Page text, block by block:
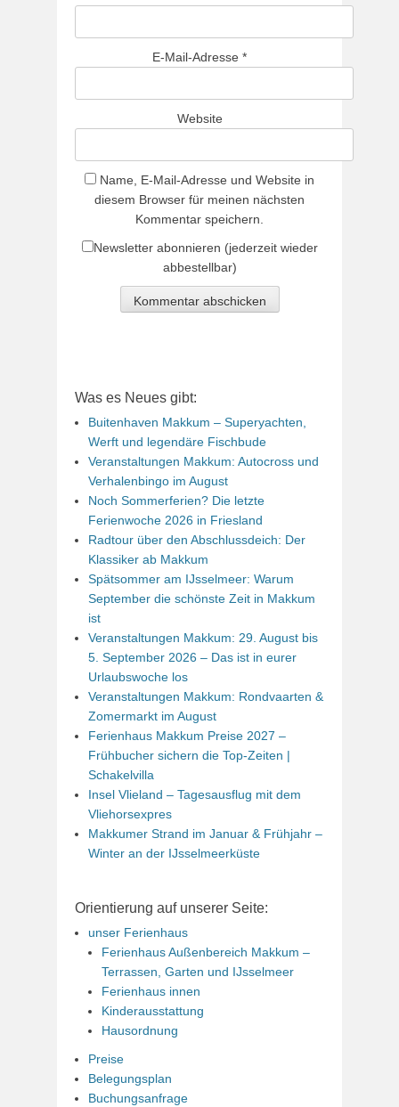
E-Mail-Adresse *
Website
Name, E-Mail-Adresse und Website in
diesem Browser für meinen nächsten
Kommentar speichern.
Newsletter abonnieren (jederzeit wieder
abbestellbar)
Was es Neues gibt:
Buitenhaven Makkum – Superyachten,
Werft und legendäre Fischbude
Veranstaltungen Makkum: Autocross und
Verhalenbingo im August
Noch Sommerferien? Die letzte
Ferienwoche 2026 in Friesland
Radtour über den Abschlussdeich: Der
Klassiker ab Makkum
Spätsommer am IJsselmeer: Warum
September die schönste Zeit in Makkum
ist
Veranstaltungen Makkum: 29. August bis
5. September 2026 – Das ist in eurer
Urlaubswoche los
Veranstaltungen Makkum: Rondvaarten &
Zomermarkt im August
Ferienhaus Makkum Preise 2027 –
Frühbucher sichern die Top-Zeiten |
Schakelvilla
Insel Vlieland – Tagesausflug mit dem
Vliehorsexpres
Makkumer Strand im Januar & Frühjahr –
Winter an der IJsselmeerküste
Orientierung auf unserer Seite:
unser Ferienhaus
Ferienhaus Außenbereich Makkum –
Terrassen, Garten und IJsselmeer
Ferienhaus innen
Kinderausstattung
Hausordnung
Preise
Belegungsplan
Buchungsanfrage